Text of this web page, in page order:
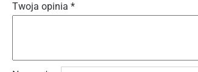
Twoja opinia *